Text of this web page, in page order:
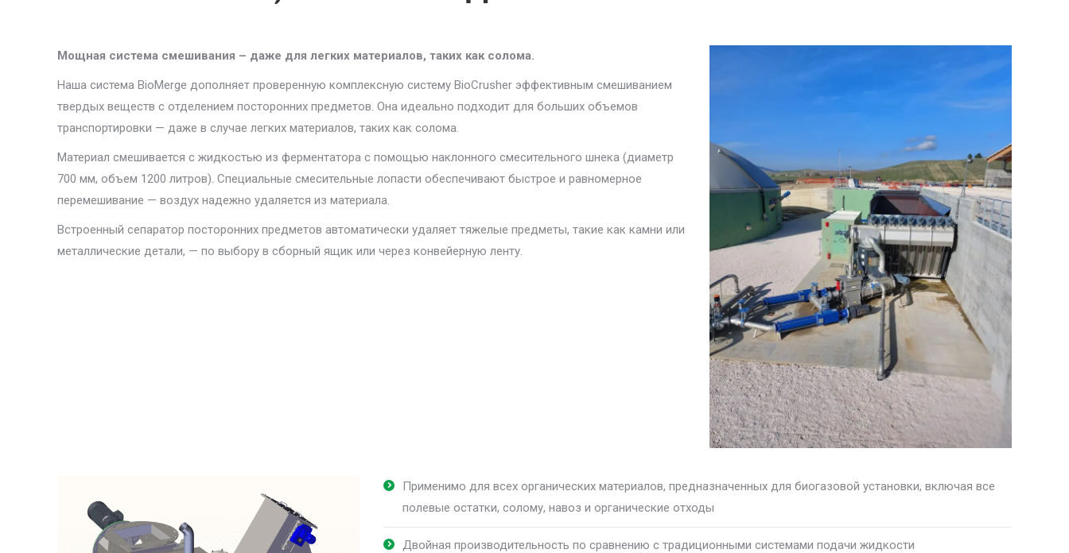
Мощная система смешивания – даже для легких материалов, таких как солома.
Наша система BioMerge дополняет проверенную комплексную систему BioCrusher эффективным смешиванием
твердых веществ с отделением посторонних предметов. Она идеально подходит для больших объемов
транспортировки — даже в случае легких материалов, таких как солома.
Материал смешивается с жидкостью из ферментатора с помощью наклонного смесительного шнека (диаметр
700 мм, объем 1200 литров). Специальные смесительные лопасти обеспечивают быстрое и равномерное
перемешивание — воздух надежно удаляется из материала.
Встроенный сепаратор посторонних предметов автоматически удаляет тяжелые предметы, такие как камни или
металлические детали, — по выбору в сборный ящик или через конвейерную ленту.
Применимо для всех органических материалов, предназначенных для биогазовой установки, включая все
полевые остатки, солому, навоз и органические отходы
Двойная производительность по сравнению с традиционными системами подачи жидкости